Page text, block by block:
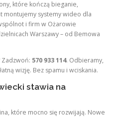
które kończą bieganie,
montujemy systemy wideo dla
i firm w Ożarowie
Warszawy – od Bemowa
Zadzwoń: 570 933 114. Odbieramy,
wizję. Bez spamu i wciskania.
stawia na
które mocno się rozwijają. Nowe